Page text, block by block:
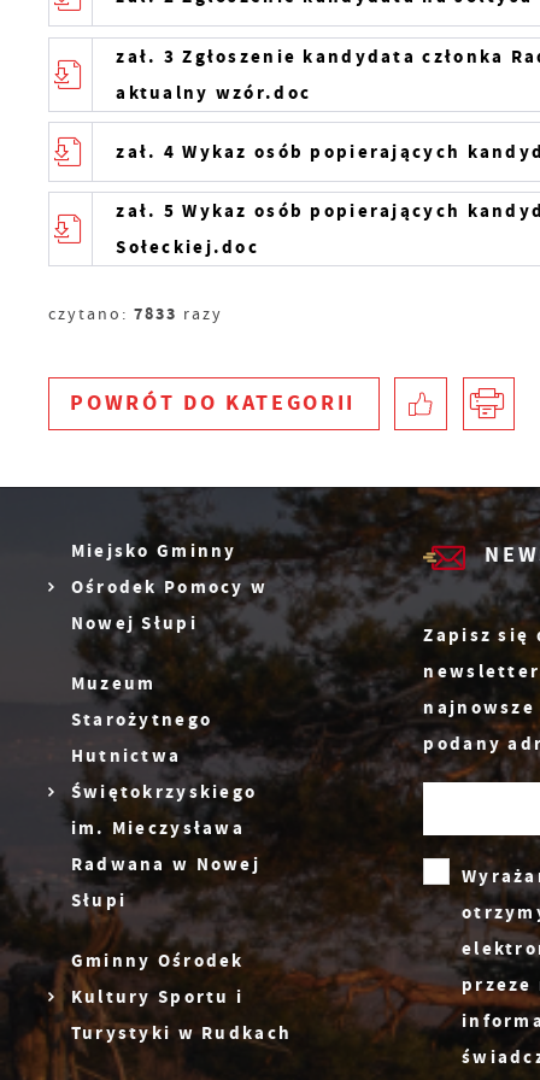
zał. 3 Zgłoszenie kandydata członka
aktualny wzór.doc
zał. 4 Wykaz osób popierających
zał. 5 Wykaz osób popierających
Sołeckiej.doc
czytano: 7833 razy
POWRÓT DO KATEGORII
Miejsko Gminny
Ośrodek Pomocy w
Nowej Słupi
Muzeum
Starożytnego
Hutnictwa
Świętokrzyskiego
im. Mieczysława
Radwana w Nowej
Słupi
Gminny Ośrodek
Kultury Sportu i
Turystyki w Rudkach
Zapisz się
podany
przeze